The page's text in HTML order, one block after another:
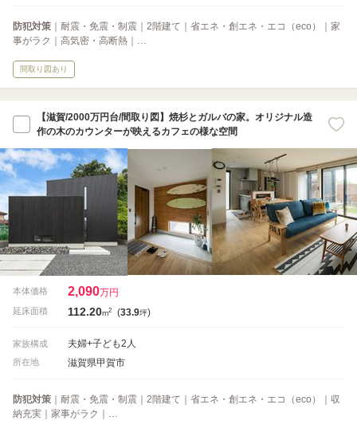
防犯対策 ｜耐震・免震・制震｜2階建て｜省エネ・創エネ・エコ（eco）｜家
事がラク｜高気密・高断熱｜…
間取り図あり
【滋賀/2000万円台/間取り図】焼杉とガルバの家。オリジナル造
作の木のカウンターが映えるカフェの様な空間
本体価格 2,090万円
延床面積 112.20m2 (33.9坪)
家族構成 夫婦+子ども2人
所在地 滋賀県甲賀市
防犯対策 ｜耐震・免震・制震｜2階建て｜省エネ・創エネ・エコ（eco）｜収
納充実｜家事がラク｜…